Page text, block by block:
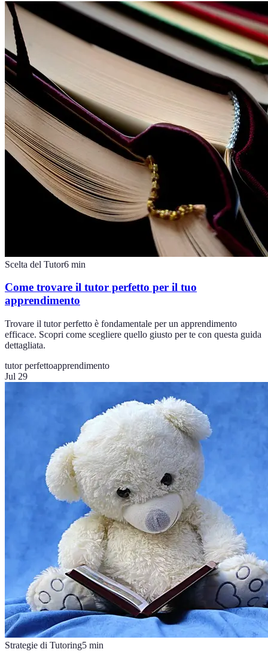
Scelta del Tutor6 min
Come trovare il tutor perfetto per il tuo
apprendimento
Trovare il tutor perfetto è fondamentale per un apprendimento
efficace. Scopri come scegliere quello giusto per te con questa guida
dettagliata.
tutor perfettoapprendimento
Jul 29
Strategie di Tutoring5 min